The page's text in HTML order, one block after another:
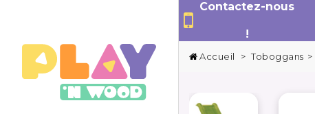
Contactez-nous
!
Accueil > Toboggans >